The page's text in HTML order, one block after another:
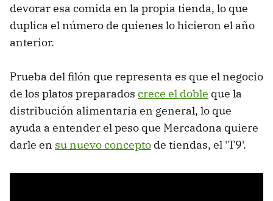
devorar esa comida en la propia tienda, lo que
duplica el número de quienes lo hicieron el año
anterior.
Prueba del filón que representa es que el negocio
de los platos preparados crece el doble que la
distribución alimentaria en general, lo que
ayuda a entender el peso que Mercadona quiere
darle en su nuevo concepto de tiendas, el 'T9'.